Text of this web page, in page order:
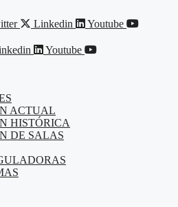
Linkedin Youtube
Youtube
ACTUAL
HISTÓRICA
DE SALAS